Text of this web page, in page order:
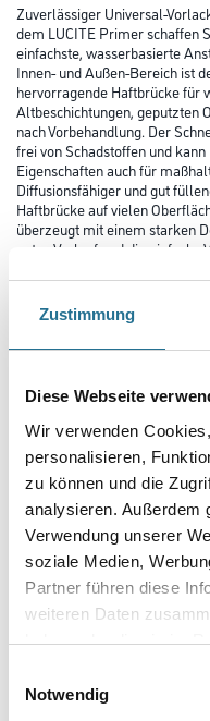
Zustimmung
Diese Webseite
Wir verwenden
personalisieren,
zu können und die
analysieren. Außerdem
Verwendung unserer
soziale Medien,
Partner führen diese
weiteren Daten
haben oder die sie im
Notwendig
Zuverlässiger Universal-
dem LUCITE Primer schaffen
einfachste, wasserbasierte
Innen- und Außen-Bereich ist
hervorragende Haftbrücke für
Altbeschichtungen, geputzten
nach Vorbehandlung. Der
frei von Schadstoffen und
Eigenschaften auch für
Diffusionsfähiger und gut
Haftbrücke auf vielen
überzeugt mit einem starken
guten Verlauf und die
umweltfreundlichen Vorlack
auf verschiedensten Holz-
Beschichtungen,
innen und außen anwenden.
Farbtonbezeichnung
Glanzgrad